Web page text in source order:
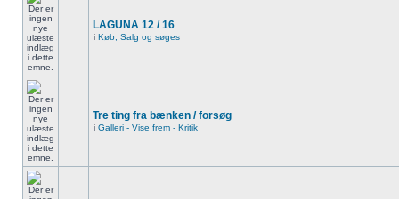
LAGUNA 12 / 16
i Køb, Salg og søges
Tre ting fra bænken / forsøg
i Galleri - Vise frem - Kritik